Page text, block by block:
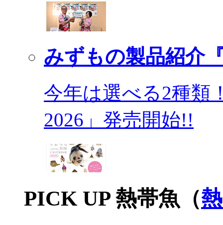
みずもの製品紹介
今年は選べる2種類
2026」発売開始!!
PICK UP 熱帯魚（